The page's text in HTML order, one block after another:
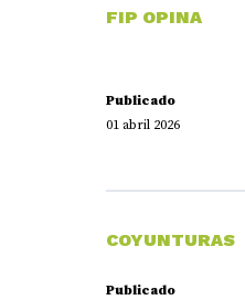
Publicado
01 abril 2026
FIP OPINA
Publicado
COYUNTURAS